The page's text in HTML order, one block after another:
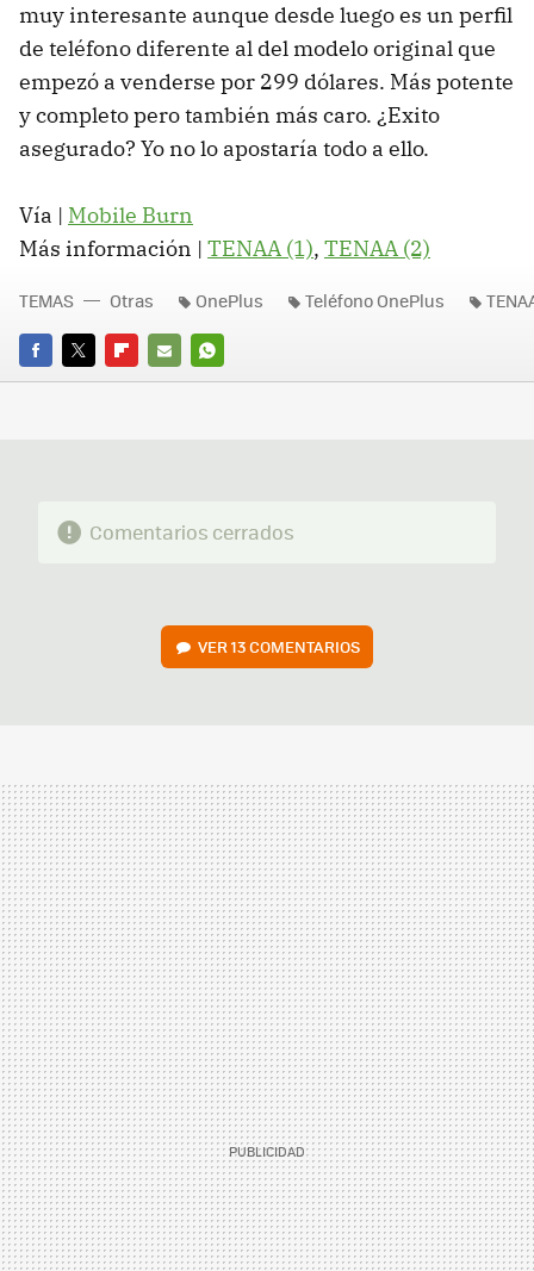
muy interesante aunque desde luego es un perfil
de teléfono diferente al del modelo original que
empezó a venderse por 299 dólares. Más potente
y completo pero también más caro. ¿Exito
asegurado? Yo no lo apostaría todo a ello.
Vía | Mobile Burn
Más información | TENAA (1), TENAA (2)
FACEBOOK
TWITTERFLIPBOARD
E-
WHATSAPP
TEMAS Otras OnePlus Teléfono OnePlus
Comentarios cerrados
VER13 COMENTARIOS